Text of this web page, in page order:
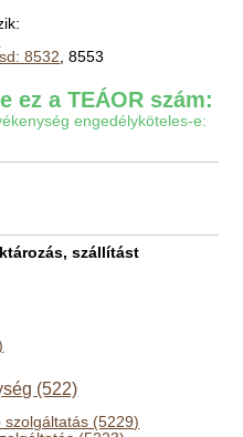
8532 , 8553
ez a TEÁOR szám:
engedélyköteles-e:
szállítást
(522)
szolgáltatás (5229)